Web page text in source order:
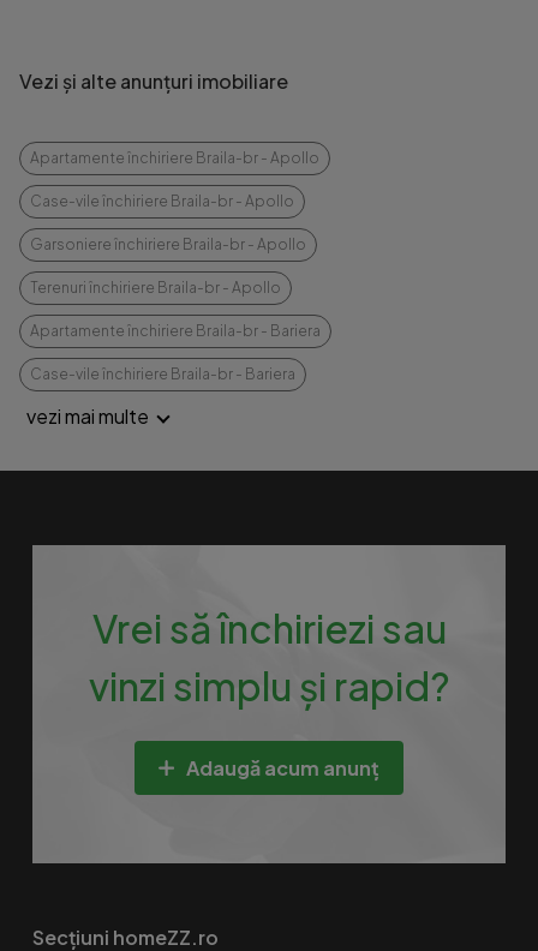
Vezi și alte anunțuri imobiliare
Apartamente închiriere Braila-br - Apollo
Case-vile închiriere Braila-br - Apollo
Garsoniere închiriere Braila-br - Apollo
Terenuri închiriere Braila-br - Apollo
Apartamente închiriere Braila-br - Bariera
Case-vile închiriere Braila-br - Bariera
vezi mai multe
Vrei să închiriezi sau
vinzi simplu și rapid?
Adaugă acum anunț
Secțiuni homeZZ.ro